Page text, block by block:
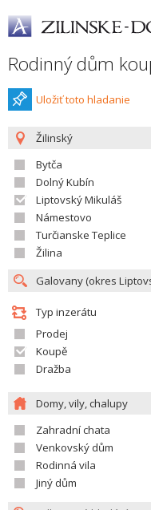
Rodinný dům
Uložiť toto hladanie
Žilinský
Bytča
Dolný Kubín
Liptovský Mikuláš
Námestovo
Turčianske Teplice
Žilina
Typ inzerátu
Prodej
Koupě
Dražba
Domy, vily, chalupy
Zahradní chata
Venkovský dům
Rodinná vila
Jiný dům